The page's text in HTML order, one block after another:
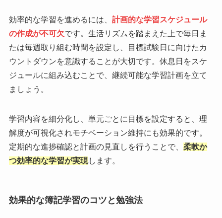
効率的な学習を進めるには、 計画的な学習スケジュール
の作成が不可欠です。生活リズムを踏まえた上で毎日ま
たは毎週取り組む時間を設定し、目標試験日に向けたカ
ウントダウンを意識することが大切です。休息日をスケ
ジュールに組み込むことで、継続可能な学習計画を立て
ましょう。
学習内容を細分化し、単元ごとに目標を設定すると、理
解度が可視化されモチベーション維持にも効果的です。
定期的な進捗確認と計画の見直しを行うことで、 柔軟か
つ効率的な学習が実現します。
効果的な簿記学習のコツと勉強法